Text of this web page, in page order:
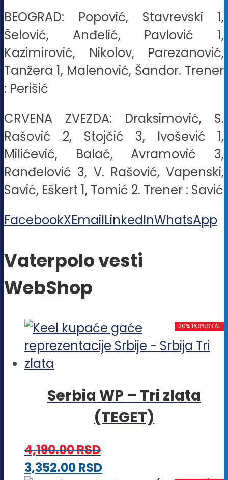
BEOGRAD: Popović, Stavrevski 1,
Šelović, Anđelić, Pavlović 1,
Kazimirović, Nikolov, Parezanović,
Tanžera 1, Malenović, Šandor. Trener
: Perišić
CRVENA ZVEZDA: Draksimović, S.
Rašović 2, Stojčić 3, Ivošević 1,
Milićević, Balać, Avramović 3,
Ranđelović 3, V. Rašović, Vapenski,
Savić, Eškert 1, Tomić 2. Trener : Savić
FacebookXEmailLinkedInWhatsApp
Vaterpolo vesti
WebShop
20% POPUSTA!
Serbia WP – Tri zlata
(TEGET)
4,190.00RSD
3,352.00RSDOvaj